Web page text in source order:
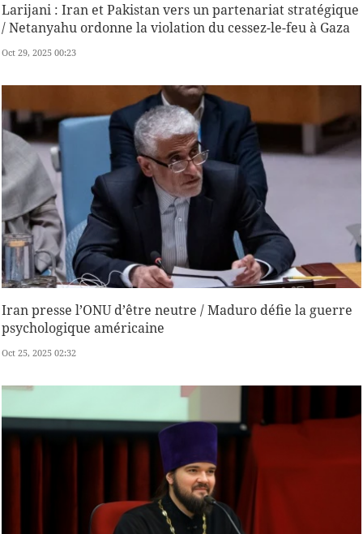
Larijani : Iran et Pakistan vers un partenariat stratégique
/ Netanyahu ordonne la violation du cessez-le-feu à Gaza
Oct 29, 2025 00:23
Iran presse l’ONU d’être neutre / Maduro défie la guerre
psychologique américaine
Oct 25, 2025 02:32